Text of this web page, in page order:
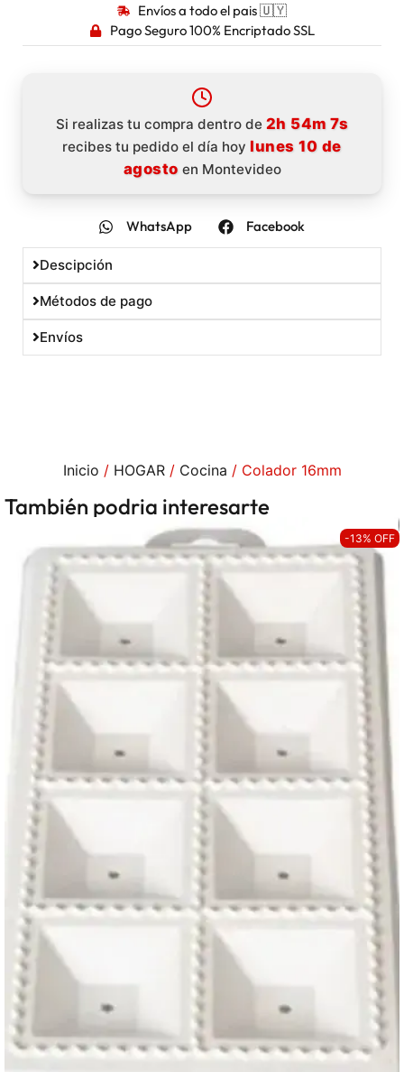
Envíos a todo el pais 🇺🇾
Pago Seguro 100% Encriptado SSL
Si realizas tu compra dentro de 2h 54m 7s
recibes tu pedido el día hoy lunes 10 de
agosto en Montevideo
WhatsApp Facebook
Descipción
Métodos de pago
Envíos
Inicio / HOGAR/ Cocina / Colador 16mm
También podria interesarte
-13% OFF